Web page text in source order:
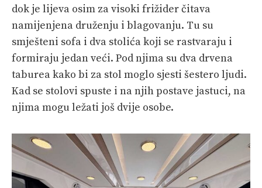
dok je lijeva osim za visoki frižider čitava
namijenjena druženju i blagovanju. Tu su
smješteni sofa i dva stolića koji se rastvaraju i
formiraju jedan veći. Pod njima su dva drvena
taburea kako bi za stol moglo sjesti šestero ljudi.
Kad se stolovi spuste i na njih postave jastuci, na
njima mogu ležati još dvije osobe.